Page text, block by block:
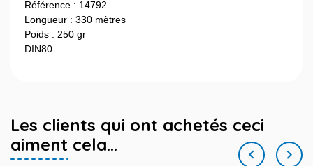
Référence : 14792
Longueur : 330 mètres
Poids : 250 gr
DIN80
Les clients qui ont achetés ceci
aiment cela...
 